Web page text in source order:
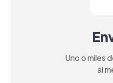
Uno o miles
al